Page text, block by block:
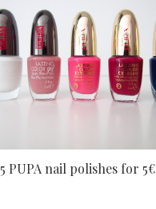
5 PUPA nail polishes for 5€